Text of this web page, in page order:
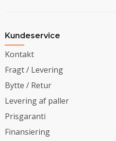
Kundeservice
Kontakt
Fragt / Levering
Bytte / Retur
Levering af paller
Prisgaranti
Finansiering